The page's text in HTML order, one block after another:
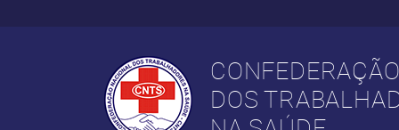
DOS